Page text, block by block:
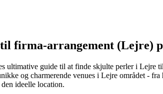
firma-arrangement (Lejre)
ultimative guide til at finde skjulte perler i Lejre
og charmerende venues i Lejre området -
ideelle location.